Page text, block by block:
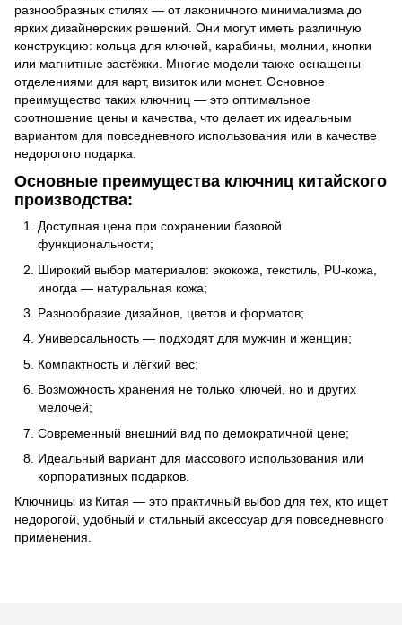
разнообразных стилях — от лаконичного минимализма до
ярких дизайнерских решений. Они могут иметь различную
конструкцию: кольца для ключей, карабины, молнии, кнопки
или магнитные застёжки. Многие модели также оснащены
отделениями для карт, визиток или монет. Основное
преимущество таких ключниц — это оптимальное
соотношение цены и качества, что делает их идеальным
вариантом для повседневного использования или в качестве
недорогого подарка.
Основные преимущества ключниц китайского
производства:
Доступная цена при сохранении базовой
функциональности;
Широкий выбор материалов: экокожа, текстиль, PU-кожа,
иногда — натуральная кожа;
Разнообразие дизайнов, цветов и форматов;
Универсальность — подходят для мужчин и женщин;
Компактность и лёгкий вес;
Возможность хранения не только ключей, но и других
мелочей;
Современный внешний вид по демократичной цене;
Идеальный вариант для массового использования или
корпоративных подарков.
Ключницы из Китая — это практичный выбор для тех, кто ищет
недорогой, удобный и стильный аксессуар для повседневного
применения.